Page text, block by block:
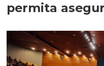
permita